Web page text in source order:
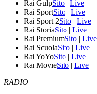
Rai GulpSito | Live
Rai SportSito | Live
Rai Sport 2Sito | Live
Rai StoriaSito | Live
Rai PremiumSito | Live
Rai ScuolaSito | Live
Rai YoYoSito | Live
Rai MovieSito | Live
RADIO